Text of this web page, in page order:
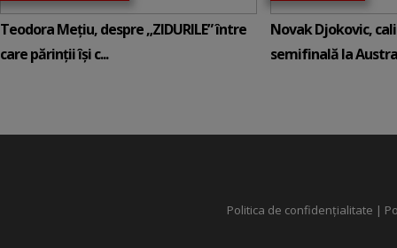
Teodora Mețiu, despre „ZIDURILE” între
care părinții își c...
Novak Djokovic,
semifinală la
Politica de confidențialitate |